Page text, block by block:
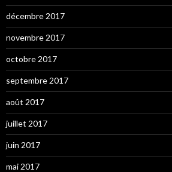
décembre 2017
novembre 2017
octobre 2017
septembre 2017
août 2017
juillet 2017
juin 2017
mai 2017